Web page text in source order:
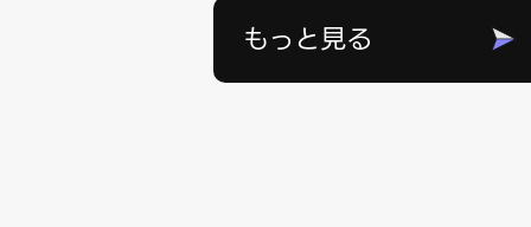
もっと見る